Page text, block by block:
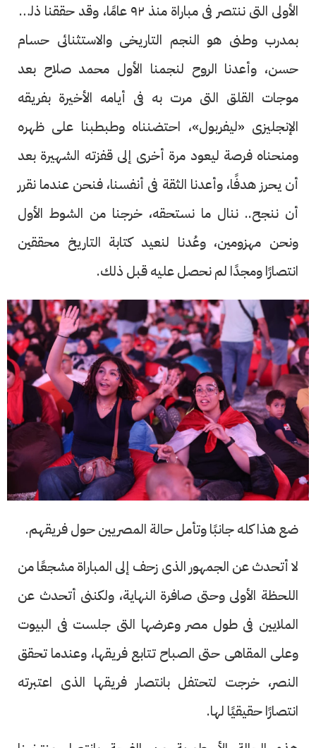
الأولى التى ننتصر فى مباراة منذ ٩٢ عامًا، وقد حققنا ذلك
بمدرب وطنى هو النجم التاريخى والاستثنائى حسام
حسن، وأعدنا الروح لنجمنا الأول محمد صلاح بعد
موجات القلق التى مرت به فى أيامه الأخيرة بفريقه
الإنجليزى «ليفربول»، احتضنناه وطبطبنا على ظهره
ومنحناه فرصة ليعود مرة أخرى إلى قفزته الشهيرة بعد
أن يحرز هدفًا، وأعدنا الثقة فى أنفسنا، فنحن عندما نقرر
أن ننجح.. ننال ما نستحقه، خرجنا من الشوط الأول
ونحن مهزومين، وعُدنا لنعيد كتابة التاريخ محققين
انتصارًا ومجدًا لم نحصل عليه قبل ذلك.
ضع هذا كله جانبًا وتأمل حالة المصريين حول فريقهم.
لا أتحدث عن الجمهور الذى زحف إلى المباراة مشجعًا من
اللحظة الأولى وحتى صافرة النهاية، ولكننى أتحدث عن
الملايين فى طول مصر وعرضها التى جلست فى البيوت
وعلى المقاهى حتى الصباح تتابع فريقها، وعندما تحقق
النصر، خرجت لتحتفل بانتصار فريقها الذى اعتبرته
انتصارًا حقيقيًا لها.